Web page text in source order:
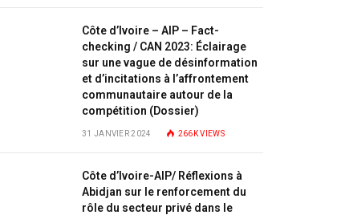
Côte d’Ivoire – AIP – Fact-
checking / CAN 2023: Éclairage
sur une vague de désinformation
et d’incitations à l’affrontement
communautaire autour de la
compétition (Dossier)
31 JANVIER 2024 266KVIEWS
Côte d’Ivoire-AIP/ Réflexions à
Abidjan sur le renforcement du
rôle du secteur privé dans le